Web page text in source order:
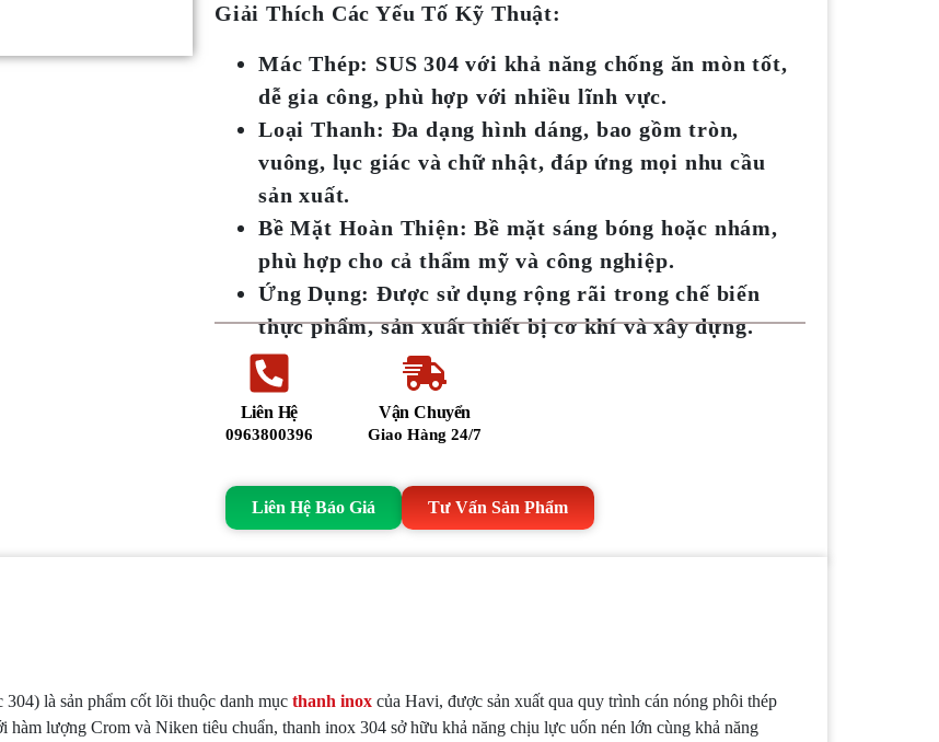
Giải Thích Các Yếu Tố Kỹ Thuật:
Mác Thép: SUS 304 với khả năng chống ăn mòn tốt,
dễ gia công, phù hợp với nhiều lĩnh vực.
Loại Thanh: Đa dạng hình dáng, bao gồm tròn,
vuông, lục giác và chữ nhật, đáp ứng mọi nhu cầu
sản xuất.
Bề Mặt Hoàn Thiện: Bề mặt sáng bóng hoặc nhám,
phù hợp cho cả thẩm mỹ và công nghiệp.
Ứng Dụng: Được sử dụng rộng rãi trong chế biến
thực phẩm, sản xuất thiết bị cơ khí và xây dựng.
Liên Hệ
0963800396
Vận Chuyển
Giao Hàng 24/7
Liên Hệ Báo Giá Tư Vấn Sản Phẩm
là sản phẩm cốt lõi thuộc danh mục thanh inox của Havi, được sản xuất qua quy trình cán nóng phôi thép
lượng Crom và Niken tiêu chuẩn, thanh inox 304 sở hữu khả năng chịu lực uốn nén lớn cùng khả năng